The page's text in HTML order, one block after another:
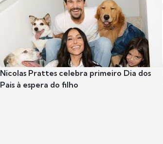
Nicolas Prattes celebra primeiro Dia dos
Pais à espera do filho